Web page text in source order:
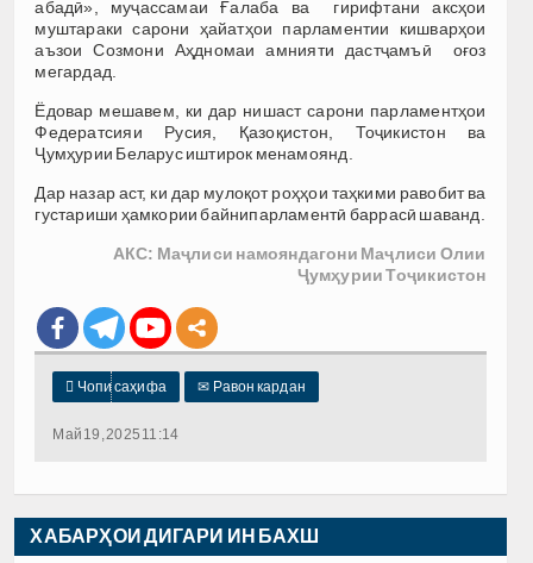
абадӣ», муҷассамаи Ғалаба ва гирифтани аксҳои
муштараки сарони ҳайатҳои парламентии кишварҳои
аъзои Созмони Аҳдномаи амнияти дастҷамъӣ оғоз
мегардад.
Ёдовар мешавем, ки дар нишаст сарони парламентҳои
Федератсияи Русия, Қазоқистон, Тоҷикистон ва
Ҷумҳурии Беларус иштирок менамоянд.
Дар назар аст, ки дар мулоқот роҳҳои таҳкими равобит ва
густариши ҳамкории байнипарламентӣ баррасӣ шаванд.
АКС: Маҷлиси намояндагони Маҷлиси Олии
Ҷумҳурии Тоҷикистон
 Чопи саҳифа ✉ Равон кардан
Май 19, 2025 11:14
ХАБАРҲОИ ДИГАРИ ИН БАХШ